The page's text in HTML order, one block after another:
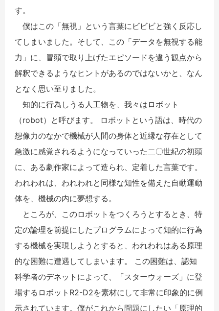
す。
僕はこの「無視」という言葉にビビビと強く反応し
てしまいました。そして、この「データを無視する能
力」に、冒頭で取り上げたエピソードを違う観点から
解釈できるようなヒントがあるのではないかと、なん
となく思い至りました。
知的に行為しうる人工物を、我々はロボット
（robot）と呼びます。 ロボットという語は、時代の
想像力のなかで機械が人間の身体と近縁な存在として
急激に感覚されるようになっていった二〇世紀の初頭
に、ある劇作家によって造られ、定着した言葉です。
われわれは、われわれと同様な知性を備えた自動運動
体を、機械の内に夢想する。
ところが、このロボットをつくろうとするとき、特
定の論理を前提にしたプログラムによって知的に行為
する機械を実現しようとすると、われわれはある原理
的な困難に遭遇してしまいます。 この困難は、認知
科学者のデネットによって、「スターウォーズ」に登
場するロボットR2-D2を素材にして非常に印象的に例
示されています。僕がこれから問題にしたい「原理的